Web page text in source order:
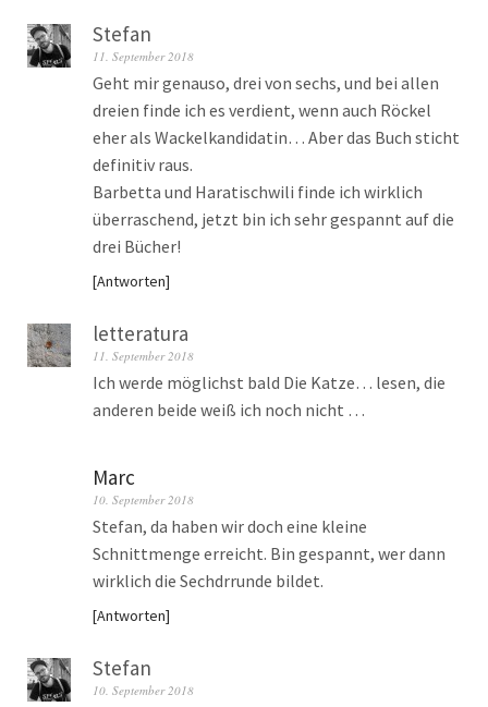
Stefan
11. September 2018
Geht mir genauso, drei von sechs, und bei allen
dreien finde ich es verdient, wenn auch Röckel
eher als Wackelkandidatin… Aber das Buch sticht
definitiv raus.
Barbetta und Haratischwili finde ich wirklich
überraschend, jetzt bin ich sehr gespannt auf die
drei Bücher!
Antworten
letteratura
11. September 2018
Ich werde möglichst bald Die Katze… lesen, die
anderen beide weiß ich noch nicht …
Marc
10. September 2018
Stefan, da haben wir doch eine kleine
Schnittmenge erreicht. Bin gespannt, wer dann
wirklich die Sechdrrunde bildet.
Antworten
Stefan
10. September 2018